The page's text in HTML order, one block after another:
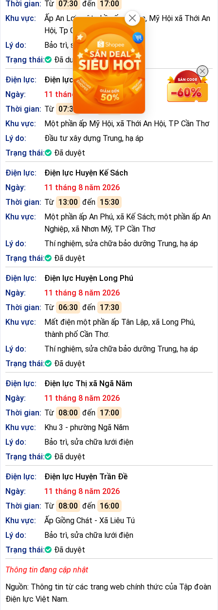
Thời gian: Từ 07:30 đến 17:00
Khu vực:
Ấp An Lợi, một phần ấp Đại An, Mỹ Hội xã Thới An
Hội, Tp Cần Thơ
Lý do:
Bảo trì, sửa chữa lưới điện
Trạng thái:
Đã duyệt
Điện lực:
Điện lực Huyện Kế Sách
Ngày:
11 tháng 8 năm 2026
Thời gian: Từ 07:30
17:00
Khu vực:
Một phần ấp Mỹ Hội, xã Thới An Hội, TP Cần Thơ
Lý do:
Đầu tư xây dựng Trung, hạ áp
Trạng thái:
Đã duyệt
Điện lực:
Điện lực Huyện Kế Sách
Ngày:
11 tháng 8 năm 2026
Thời gian: Từ 13:00 đến 15:30
Khu vực:
Một phần ấp An Phú, xã Kế Sách; một phần ấp An
Nghiệp, xã Nhơn Mỹ, TP Cần Thơ
Lý do:
Thí nghiệm, sửa chữa bảo dưỡng Trung, hạ áp
Trạng thái:
Đã duyệt
Điện lực:
Điện lực Huyện Long Phú
Ngày:
11 tháng 8 năm 2026
Thời gian: Từ 06:30 đến 17:30
Khu vực:
Mất điện một phần ấp Tân Lập, xã Long Phú,
thành phố Cần Thơ.
Lý do:
Thí nghiệm, sửa chữa bảo dưỡng Trung, hạ áp
Trạng thái:
Đã duyệt
Điện lực:
Điện lực Thị xã Ngã Năm
Ngày:
11 tháng 8 năm 2026
Thời gian: Từ 08:00 đến 17:00
Khu vực:
Khu 3 - phường Ngã Năm
Lý do:
Bảo trì, sửa chữa lưới điện
Trạng thái:
Đã duyệt
Điện lực:
Điện lực Huyện Trần Đề
Ngày:
11 tháng 8 năm 2026
Thời gian: Từ 08:00 đến 16:00
Khu vực:
Ấp Giồng Chát - Xã Liêu Tú
Lý do:
Bảo trì, sửa chữa lưới điện
Trạng thái:
Đã duyệt
Thông tin đang cập nhật
Nguồn: Thông tin từ các trang web chính thức của Tập đoàn
Điện lực Việt Nam.